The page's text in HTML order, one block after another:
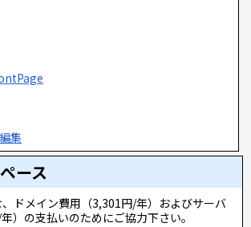
集
ース
ドメイン費用（3,301円/年）およびサーバ
）の支払いのためにご協力下さい。